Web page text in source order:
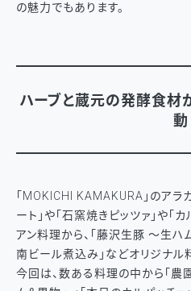
の魅力でもあります。
ハーブと蔵元の発酵食材
動
「MOKICHI KAMAKURA」のアラ
ート」や「石窯焼きピッツァ」や「
アン料理から、「藤沢生豚 ～生ハ
南ビール煮込み」などオリジナル
今回は、数ある料理の中から「農